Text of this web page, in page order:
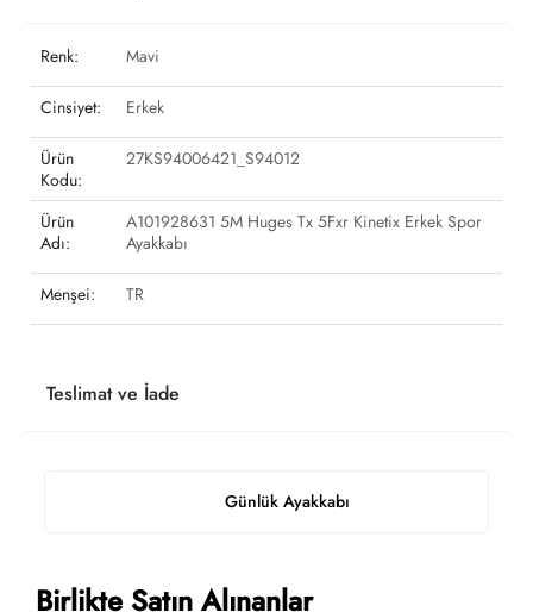
Günlük Ayakkabı
Renk: Mavi
Cinsiyet: Erkek
Ürün
Kodu:
27KS94006421_S94012
Ürün
Adı:
A101928631 5M Huges Tx 5Fxr Kinetix Erkek Spor
Ayakkabı
Menşei: TR
Teslimat ve İade
Birlikte Satın Alınanlar